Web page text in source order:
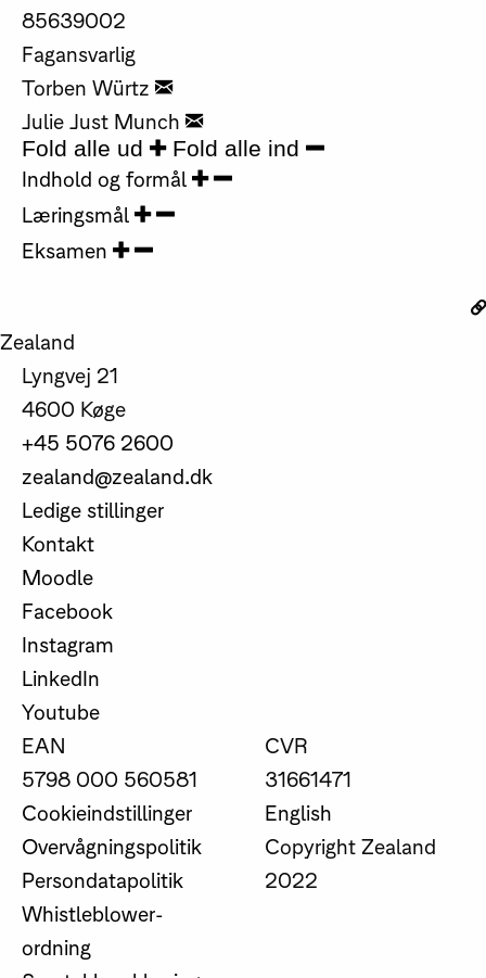
85639002
Fagansvarlig
Torben Würtz
Julie Just Munch
Fold alle ud Fold alle ind
Indhold og formål
Læringsmål
Eksamen
Zealand
Lyngvej 21
4600 Køge
+45 5076 2600
zealand@zealand.dk
Ledige stillinger
Kontakt
Moodle
Facebook
Instagram
LinkedIn
Youtube
EAN
5798 000 560581
CVR
31661471
Cookieindstillinger
Overvågningspolitik
Persondatapolitik
Whistleblower-
ordning
English
Copyright Zealand
2022